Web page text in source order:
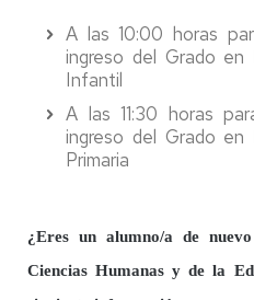
A las 10:00 horas
ingreso del Grado en
Infantil
A las 11:30 horas
ingreso del Grado en
Primaria
¿Eres un alumno/a de
Ciencias Humanas y de la